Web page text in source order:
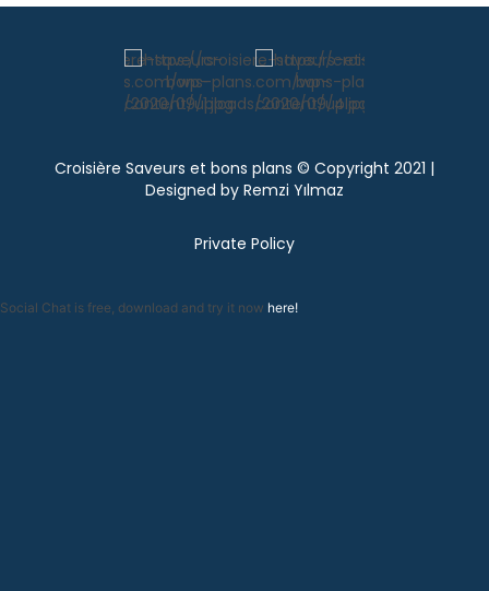
Croisière Saveurs et bons plans © Copyright 2021 |
Designed by Remzi Yılmaz
Private Policy
Social Chat is free, download and try it now here!